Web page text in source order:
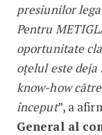
presiunilor
Pentru
oportunitate
oțelul este
know-how
început”, a
General al